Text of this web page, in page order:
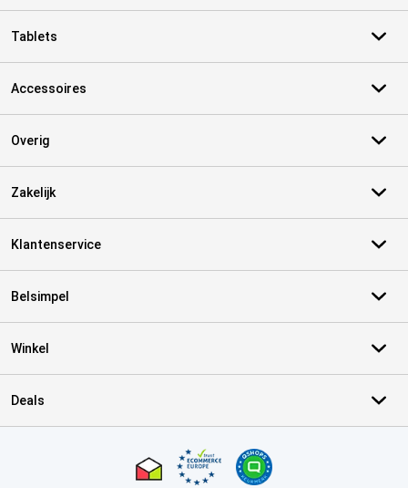
Tablets
Accessoires
Overig
Zakelijk
Klantenservice
Belsimpel
Winkel
Deals